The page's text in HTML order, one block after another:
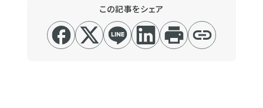
この記事をシェア